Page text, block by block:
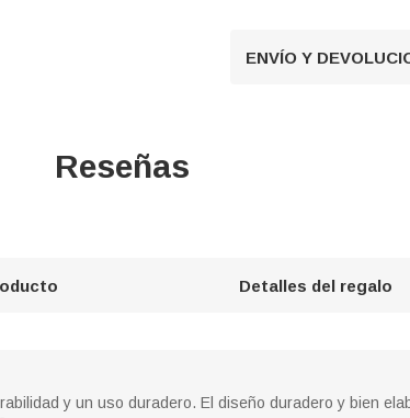
ENVÍO Y
Reseñas
Detalles del regalo
y un uso duradero. El diseño duradero y bien